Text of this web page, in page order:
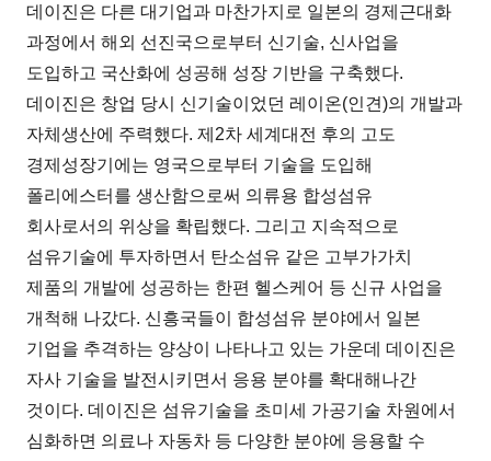
데이진은 다른 대기업과 마찬가지로 일본의 경제근대화
과정에서 해외 선진국으로부터 신기술, 신사업을
도입하고 국산화에 성공해 성장 기반을 구축했다.
데이진은 창업 당시 신기술이었던 레이온(인견)의 개발과
자체생산에 주력했다. 제2차 세계대전 후의 고도
경제성장기에는 영국으로부터 기술을 도입해
폴리에스터를 생산함으로써 의류용 합성섬유
회사로서의 위상을 확립했다. 그리고 지속적으로
섬유기술에 투자하면서 탄소섬유 같은 고부가가치
제품의 개발에 성공하는 한편 헬스케어 등 신규 사업을
개척해 나갔다. 신흥국들이 합성섬유 분야에서 일본
기업을 추격하는 양상이 나타나고 있는 가운데 데이진은
자사 기술을 발전시키면서 응용 분야를 확대해나간
것이다. 데이진은 섬유기술을 초미세 가공기술 차원에서
심화하면 의료나 자동차 등 다양한 분야에 응용할 수